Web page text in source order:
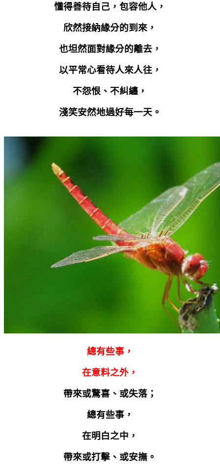
懂得善待自己，包容他人，
欣然接納緣分的到來，
也坦然面對緣分的離去，
以平常心看待人來人往，
不怨恨、不糾纏，
淺笑安然地過好每一天。
總有些事，
在意料之外，
帶來或驚喜、或失落；
總有些事，
在明白之中，
帶來或打擊、或安撫。